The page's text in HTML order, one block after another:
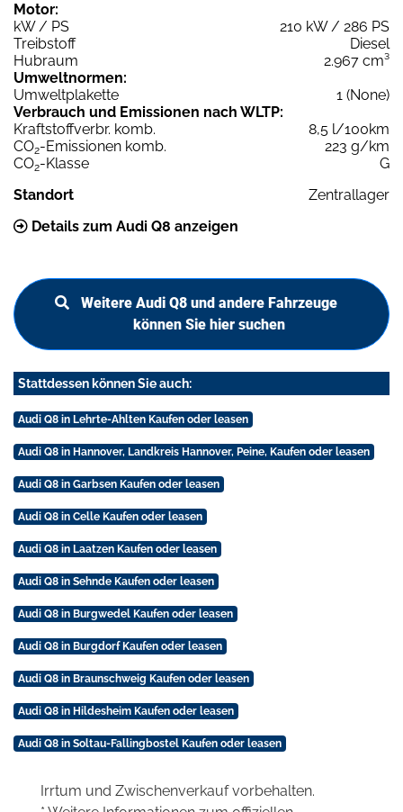
Motor:
kW / PS
210 kW / 286 PS
Treibstoff
Diesel
Hubraum
2.967 cm³
Umweltnormen:
Umweltplakette
1 (None)
Verbrauch und Emissionen nach WLTP:
Kraftstoffverbr. komb.
8,5 l/100km
CO2-Emissionen komb.
223 g/km
CO2-Klasse
G
Standort
Zentrallager
Details zum Audi Q8 anzeigen
Weitere Audi Q8 und andere Fahrzeuge
können Sie hier suchen
Stattdessen können Sie auch:
Audi Q8 in Lehrte-Ahlten Kaufen oder leasen
Audi Q8 in Hannover, Landkreis Hannover, Peine, Kaufen oder leasen
Audi Q8 in Garbsen Kaufen oder leasen
Audi Q8 in Celle Kaufen oder leasen
Audi Q8 in Laatzen Kaufen oder leasen
Audi Q8 in Sehnde Kaufen oder leasen
Audi Q8 in Burgwedel Kaufen oder leasen
Audi Q8 in Burgdorf Kaufen oder leasen
Audi Q8 in Braunschweig Kaufen oder leasen
Audi Q8 in Hildesheim Kaufen oder leasen
Audi Q8 in Soltau-Fallingbostel Kaufen oder leasen
Irrtum und Zwischenverkauf vorbehalten.